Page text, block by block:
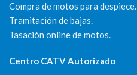
Compra de motos para despiece.
Tramitación de bajas.
Tasación online de motos.
Centro CATV Autorizado